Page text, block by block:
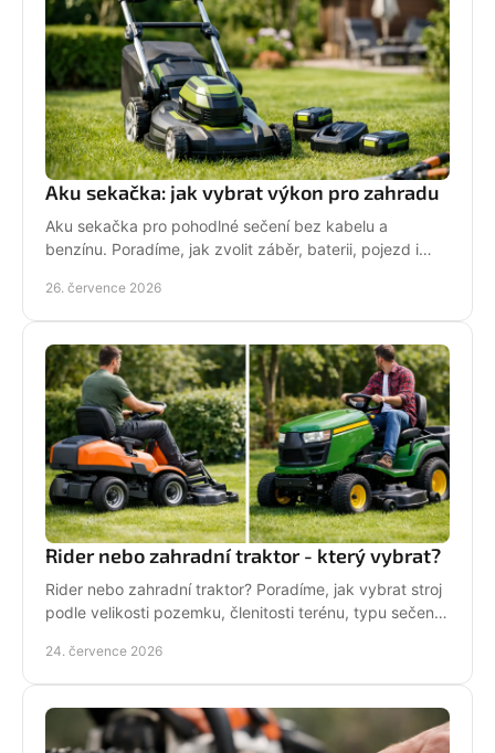
Aku sekačka: jak vybrat výkon pro zahradu
Aku sekačka pro pohodlné sečení bez kabelu a
benzínu. Poradíme, jak zvolit záběr, baterii, pojezd i
26. července 2026
Rider nebo zahradní traktor - který vybrat?
Rider nebo zahradní traktor? Poradíme, jak vybrat stroj
podle velikosti pozemku, členitosti terénu, typu sečení
24. července 2026